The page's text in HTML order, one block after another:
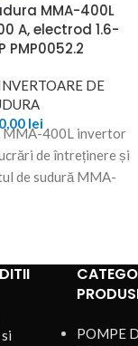
MMA-400L
A, electrod 1.6-
PMP0052.2
DE
lei
MMA-400L invertor
de întreținere și
de sudură MMA-
POMPE